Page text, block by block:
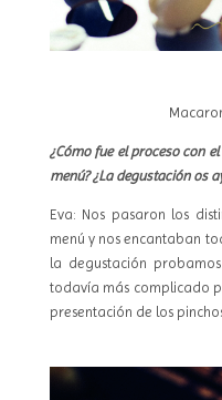
¿Cómo fue el proceso con
menú? ¿La degustación os
Eva: Nos pasaron los
menú y nos encantaban
la degustación
todavía más complicado
presentación de los